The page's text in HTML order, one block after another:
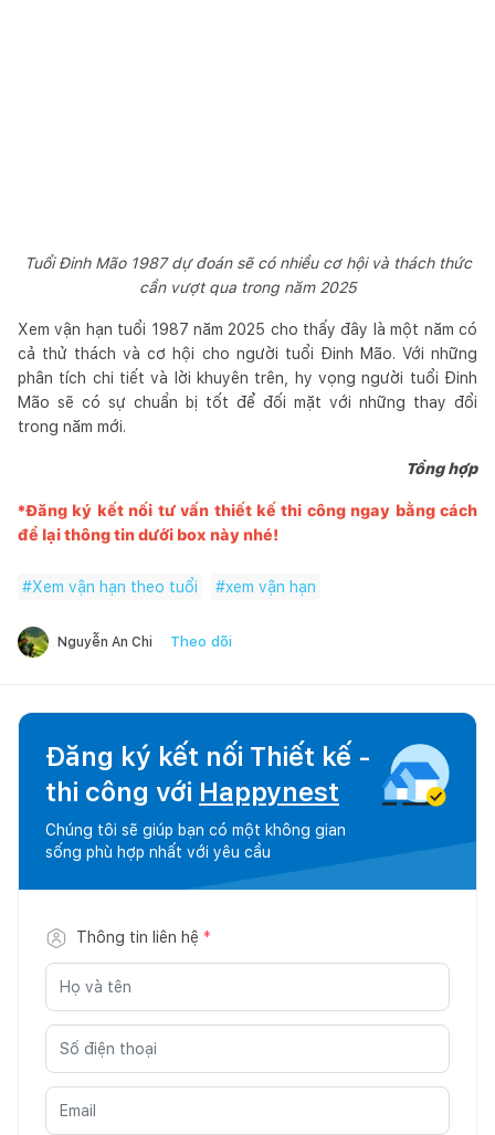
Tuổi Đinh Mão 1987 dự đoán sẽ có nhiều cơ hội và thách thức
cần vượt qua trong năm 2025
Xem vận hạn tuổi 1987 năm 2025 cho thấy đây là một năm có
cả thử thách và cơ hội cho người tuổi Đinh Mão. Với những
phân tích chi tiết và lời khuyên trên, hy vọng người tuổi Đinh
Mão sẽ có sự chuẩn bị tốt để đối mặt với những thay đổi
trong năm mới.
Tổng hợp
*Đăng ký kết nối tư vấn thiết kế thi công ngay bằng cách
để lại thông tin dưới box này nhé!
#Xem vận hạn theo tuổi #xem vận hạn
Nguyễn An Chi Theo dõi
Đăng ký kết nối Thiết kế -
thi công với Happynest
Chúng tôi sẽ giúp bạn có một không gian
sống phù hợp nhất với yêu cầu
Thông tin liên hệ *